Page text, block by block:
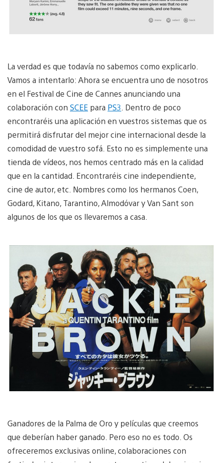
La verdad es que todavía no sabemos como explicarlo.
Vamos a intentarlo: Ahora se encuentra uno de nosotros
en el Festival de Cine de Cannes anunciando una
colaboración con SCEE para PS3 . Dentro de poco
encontraréis una aplicación en vuestros sistemas que os
permitirá disfrutar del mejor cine internacional desde la
comodidad de vuestro sofá. Esto no es simplemente una
tienda de vídeos, nos hemos centrado más en la calidad
que en la cantidad. Encontraréis cine independiente,
cine de autor, etc. Nombres como los hermanos Coen,
Godard, Kitano, Tarantino, Almodóvar y Van Sant son
algunos de los que os llevaremos a casa.
Ganadores de la Palma de Oro y películas que creemos
que deberían haber ganado. Pero eso no es todo. Os
ofreceremos exclusivas online, colaboraciones con